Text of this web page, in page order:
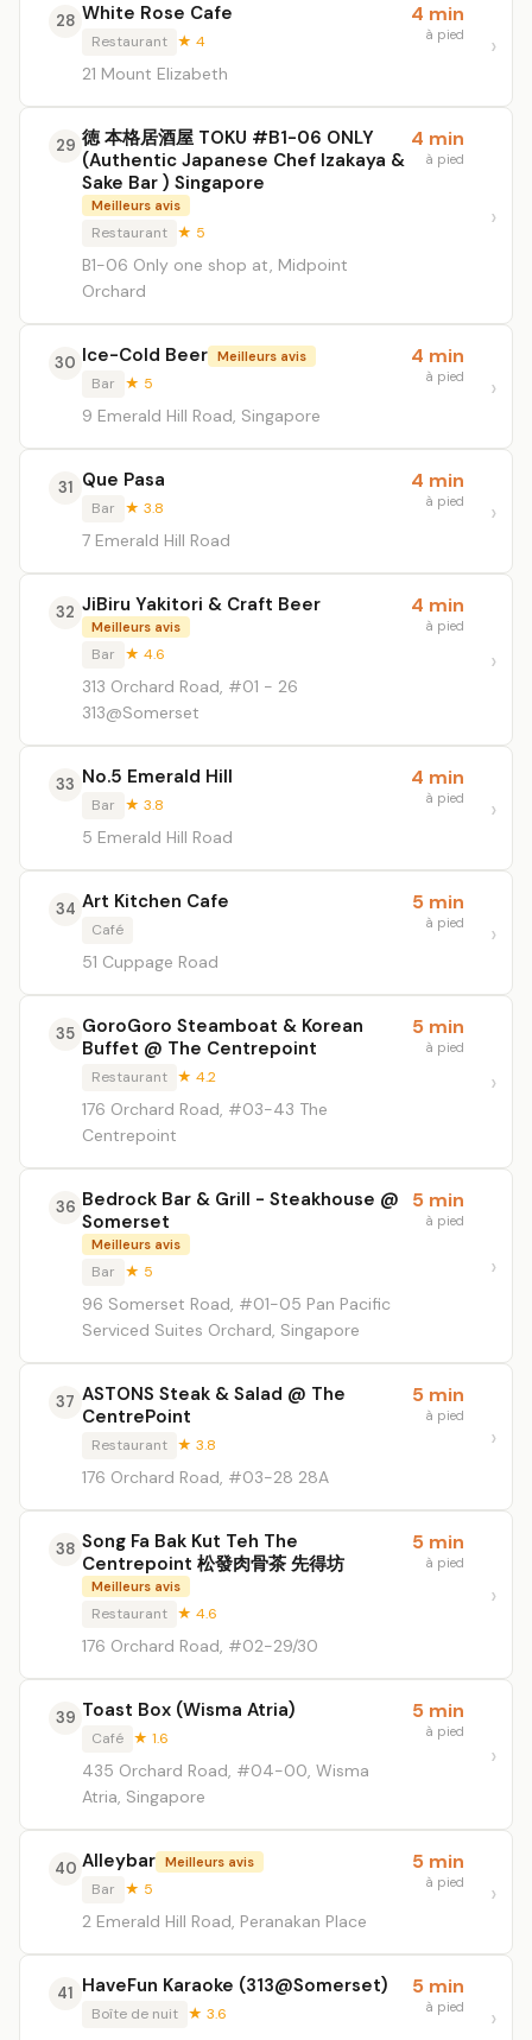
28 White Rose Cafe
Restaurant ★ 4
21 Mount Elizabeth
4 min
à pied
29 徳 本格居酒屋 TOKU #B1-06 ONLY
(Authentic Japanese Chef Izakaya &
Sake Bar ) Singapore
Meilleurs avis
Restaurant ★ 5
B1-06 Only one shop at, Midpoint
Orchard
4 min
à pied
30 Ice-Cold Beer Meilleurs avis
Bar ★ 5
9 Emerald Hill Road, Singapore
4 min
à pied
31 Que Pasa
Bar ★ 3.8
7 Emerald Hill Road
4 min
à pied
32 JiBiru Yakitori & Craft Beer
Meilleurs avis
Bar ★ 4.6
313 Orchard Road, #01 - 26
313@Somerset
4 min
à pied
33 No.5 Emerald Hill
Bar ★ 3.8
5 Emerald Hill Road
4 min
à pied
34 Art Kitchen Cafe
Café
51 Cuppage Road
5 min
à pied
35 GoroGoro Steamboat & Korean
Buffet @ The Centrepoint
Restaurant ★ 4.2
176 Orchard Road, #03-43 The
Centrepoint
5 min
à pied
36 Bedrock Bar & Grill - Steakhouse @
Somerset
Meilleurs avis
Bar ★ 5
96 Somerset Road, #01-05 Pan Pacific
Serviced Suites Orchard, Singapore
5 min
à pied
37 ASTONS Steak & Salad @ The
CentrePoint
Restaurant ★ 3.8
176 Orchard Road, #03-28 28A
5 min
à pied
38 Song Fa Bak Kut Teh The
Centrepoint 松發肉骨茶 先得坊
Meilleurs avis
Restaurant ★ 4.6
176 Orchard Road, #02-29/30
5 min
à pied
39 Toast Box (Wisma Atria)
Café ★ 1.6
435 Orchard Road, #04-00, Wisma
Atria, Singapore
5 min
à pied
40 Alleybar Meilleurs avis
Bar ★ 5
2 Emerald Hill Road, Peranakan Place
5 min
à pied
41 HaveFun Karaoke (313@Somerset)
Boîte de nuit ★ 3.6
5 min
à pied